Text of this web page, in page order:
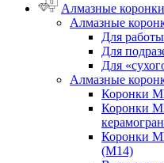
Алмазные коронки
Алмазные
Для
Для
Для
Алмазные
Коронки
Коронки
Коронки
(М14)